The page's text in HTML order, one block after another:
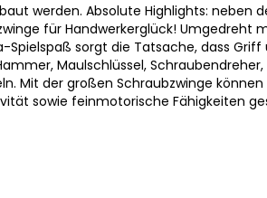
werden. Absolute Highlights: neben
für Handwerkerglück! Umgedreht
Spielspaß sorgt die Tatsache, dass Griff
Maulschlüssel, Schraubendreher,
Mit der großen Schraubzwinge
sowie feinmotorische Fähigkeiten